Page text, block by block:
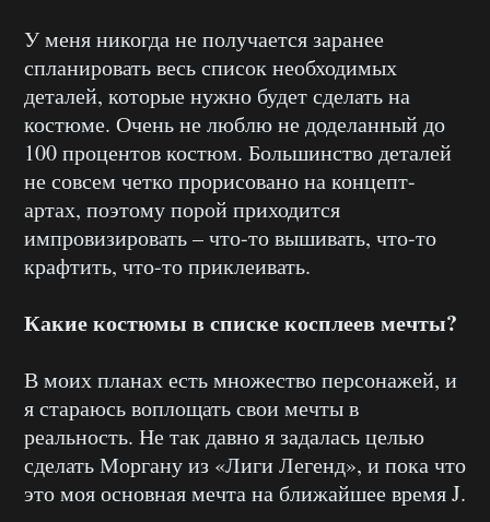
У меня никогда не получается заранее
спланировать весь список необходимых
деталей, которые нужно будет сделать на
костюме. Очень не люблю не доделанный до
100 процентов костюм. Большинство деталей
не совсем четко прорисовано на концепт-
артах, поэтому порой приходится
импровизировать – что-то вышивать, что-то
крафтить, что-то приклеивать.
Какие костюмы в списке косплеев мечты?
В моих планах есть множество персонажей, и
я стараюсь воплощать свои мечты в
реальность. Не так давно я задалась целью
сделать Моргану из «Лиги Легенд», и пока что
это моя основная мечта на ближайшее время J.